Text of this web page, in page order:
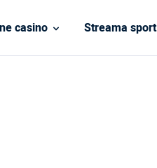
casino Streama sport